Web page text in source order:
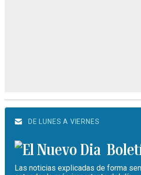
DE LUNES A VIERNES
Las noticias explicadas de forma